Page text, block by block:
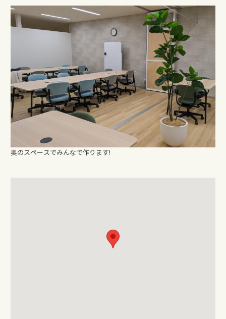
奥のスペースでみんなで作ります!